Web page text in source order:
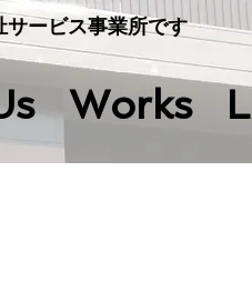
ービス事業所です
Works